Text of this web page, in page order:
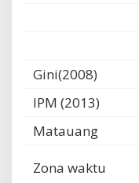
Gini(2008)
IPM (2013)
Matauang
Zona waktu